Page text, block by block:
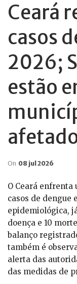
Ceará
casos
2026;
estão
On 08 jul 2026
O Ceará
casos de dengue
epidemiológica,
doença e 10
balanço
também é
alerta das
das medidas de